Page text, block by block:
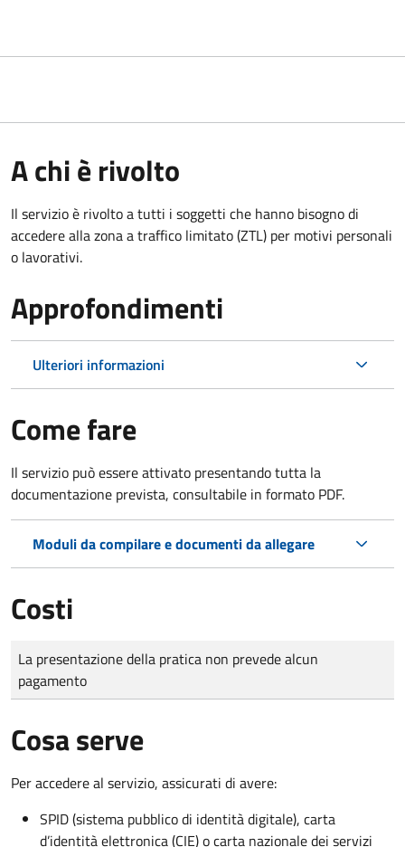
A chi è rivolto
Il servizio è rivolto a tutti i soggetti che hanno bisogno di
accedere alla zona a traffico limitato (ZTL) per motivi personali
o lavorativi.
Approfondimenti
Ulteriori informazioni
Come fare
Il servizio può essere attivato presentando tutta la
documentazione prevista, consultabile in formato PDF.
Moduli da compilare e documenti da allegare
Costi
Tipo di pagamento
Importo
La presentazione della pratica non prevede alcun
pagamento
Cosa serve
Per accedere al servizio, assicurati di avere:
SPID (sistema pubblico di identità digitale), carta
d’identità elettronica (CIE) o carta nazionale dei servizi